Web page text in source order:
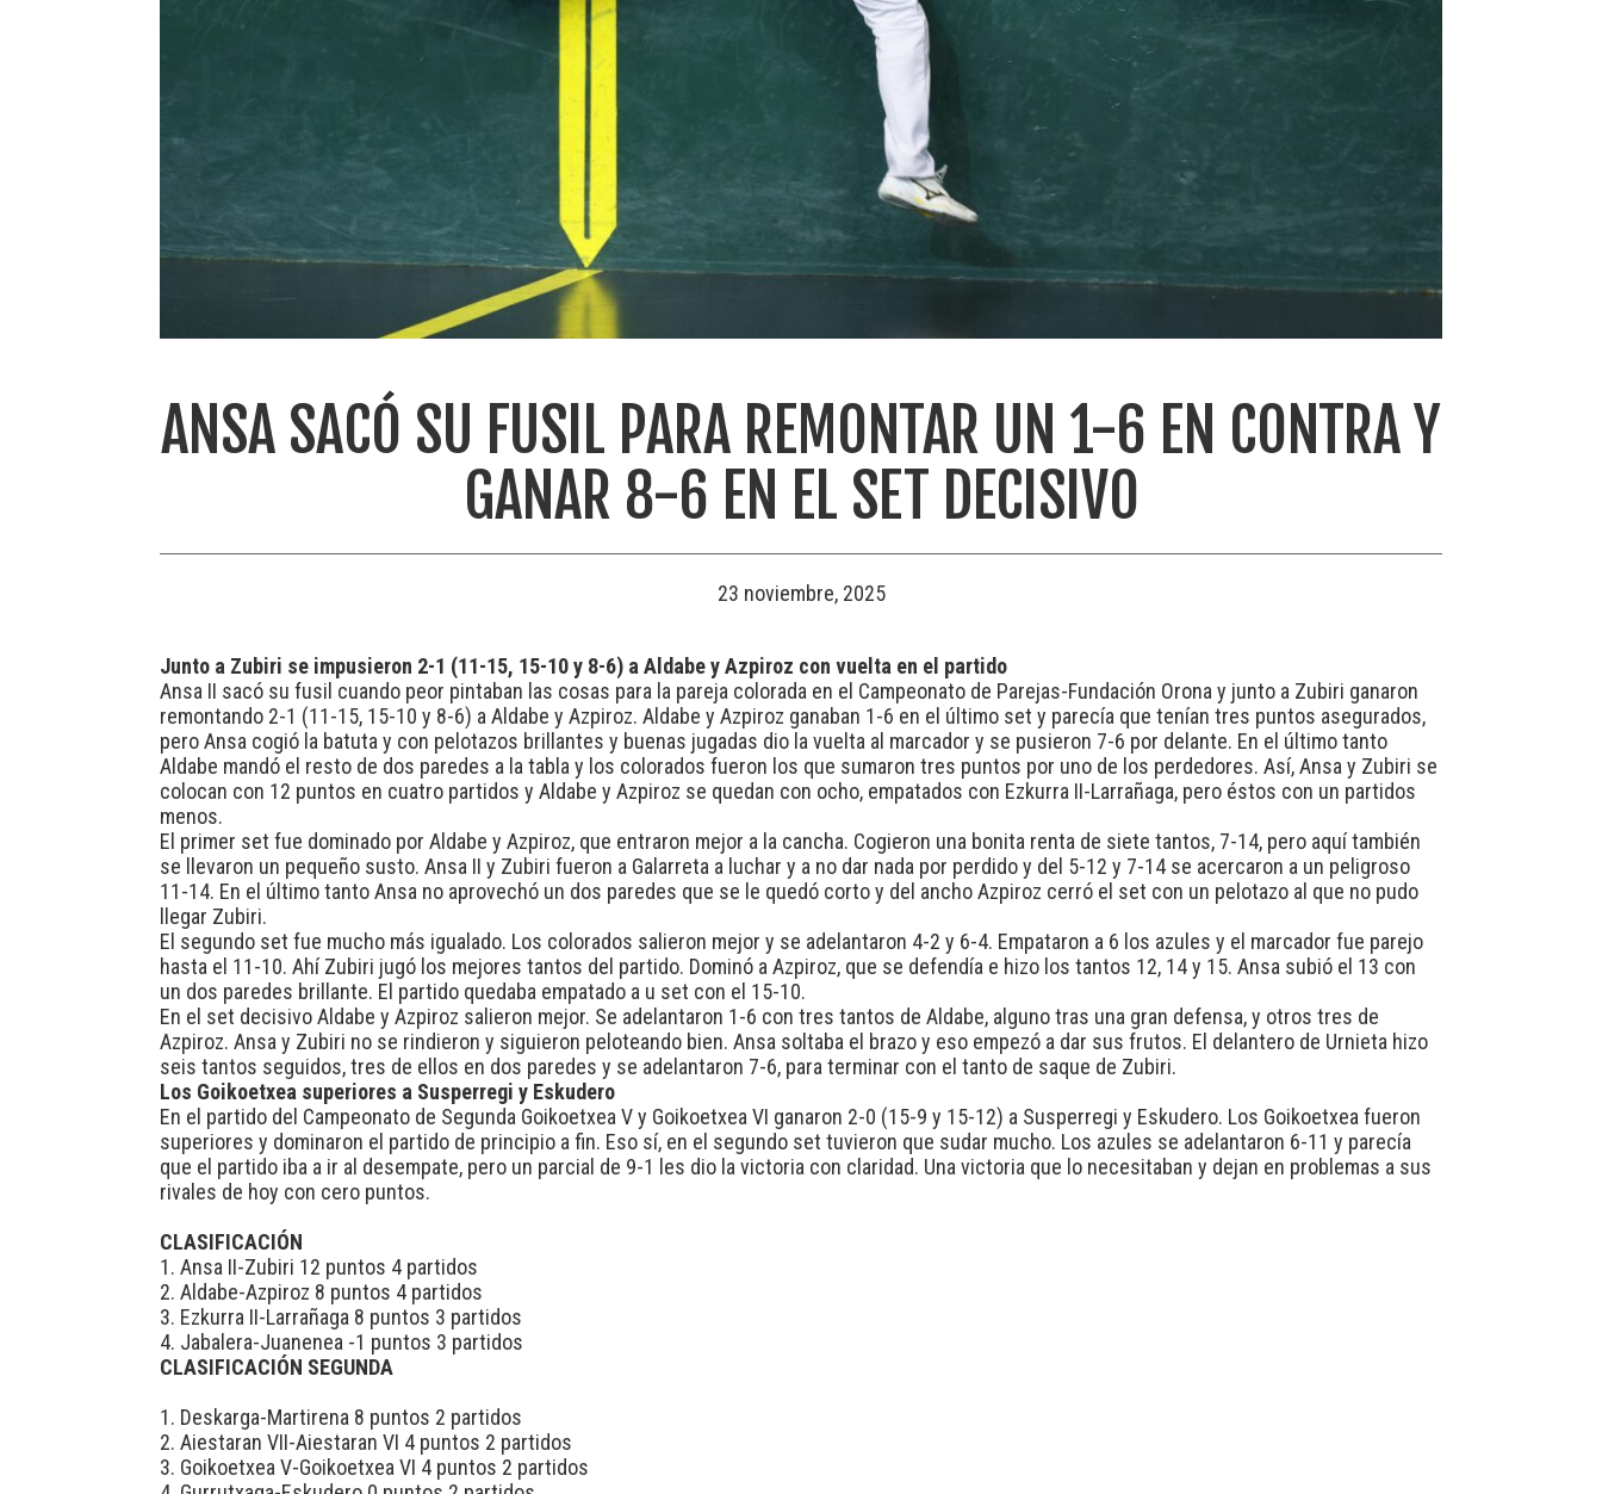
ANSA SACÓ SU FUSIL PARA REMONTAR UN 1-6 EN CONTRA Y
GANAR 8-6 EN EL SET DECISIVO
23 noviembre, 2025
Junto a Zubiri se impusieron 2-1 (11-15, 15-10 y 8-6) a Aldabe y Azpiroz con vuelta en el partido
Ansa II sacó su fusil cuando peor pintaban las cosas para la pareja colorada en el Campeonato de Parejas-Fundación Orona y junto a Zubiri ganaron
remontando 2-1 (11-15, 15-10 y 8-6) a Aldabe y Azpiroz. Aldabe y Azpiroz ganaban 1-6 en el último set y parecía que tenían tres puntos asegurados,
pero Ansa cogió la batuta y con pelotazos brillantes y buenas jugadas dio la vuelta al marcador y se pusieron 7-6 por delante. En el último tanto
Aldabe mandó el resto de dos paredes a la tabla y los colorados fueron los que sumaron tres puntos por uno de los perdedores. Así, Ansa y Zubiri se
colocan con 12 puntos en cuatro partidos y Aldabe y Azpiroz se quedan con ocho, empatados con Ezkurra II-Larrañaga, pero éstos con un partidos
menos.
El primer set fue dominado por Aldabe y Azpiroz, que entraron mejor a la cancha. Cogieron una bonita renta de siete tantos, 7-14, pero aquí también
se llevaron un pequeño susto. Ansa II y Zubiri fueron a Galarreta a luchar y a no dar nada por perdido y del 5-12 y 7-14 se acercaron a un peligroso
11-14. En el último tanto Ansa no aprovechó un dos paredes que se le quedó corto y del ancho Azpiroz cerró el set con un pelotazo al que no pudo
llegar Zubiri.
El segundo set fue mucho más igualado. Los colorados salieron mejor y se adelantaron 4-2 y 6-4. Empataron a 6 los azules y el marcador fue parejo
hasta el 11-10. Ahí Zubiri jugó los mejores tantos del partido. Dominó a Azpiroz, que se defendía e hizo los tantos 12, 14 y 15. Ansa subió el 13 con
un dos paredes brillante. El partido quedaba empatado a u set con el 15-10.
En el set decisivo Aldabe y Azpiroz salieron mejor. Se adelantaron 1-6 con tres tantos de Aldabe, alguno tras una gran defensa, y otros tres de
Azpiroz. Ansa y Zubiri no se rindieron y siguieron peloteando bien. Ansa soltaba el brazo y eso empezó a dar sus frutos. El delantero de Urnieta hizo
seis tantos seguidos, tres de ellos en dos paredes y se adelantaron 7-6, para terminar con el tanto de saque de Zubiri.
Los Goikoetxea superiores a Susperregi y Eskudero
En el partido del Campeonato de Segunda Goikoetxea V y Goikoetxea VI ganaron 2-0 (15-9 y 15-12) a Susperregi y Eskudero. Los Goikoetxea fueron
superiores y dominaron el partido de principio a fin. Eso sí, en el segundo set tuvieron que sudar mucho. Los azules se adelantaron 6-11 y parecía
que el partido iba a ir al desempate, pero un parcial de 9-1 les dio la victoria con claridad. Una victoria que lo necesitaban y dejan en problemas a sus
rivales de hoy con cero puntos.
CLASIFICACIÓN
1. Ansa II-Zubiri 12 puntos 4 partidos
2. Aldabe-Azpiroz 8 puntos 4 partidos
3. Ezkurra II-Larrañaga 8 puntos 3 partidos
4. Jabalera-Juanenea -1 puntos 3 partidos
CLASIFICACIÓN SEGUNDA
1. Deskarga-Martirena 8 puntos 2 partidos
2. Aiestaran VII-Aiestaran VI 4 puntos 2 partidos
3. Goikoetxea V-Goikoetxea VI 4 puntos 2 partidos